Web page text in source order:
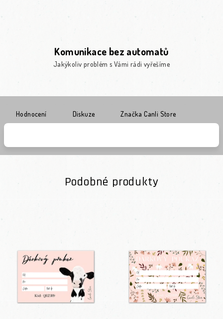
Komunikace bez automatů
Jakýkoliv problém s Vámi rádi vyřešíme
Hodnocení Diskuze Značka Canli Store
Podobné produkty